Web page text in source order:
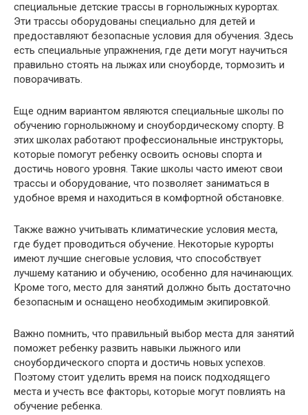
специальные детские трассы в горнолыжных курортах.
Эти трассы оборудованы специально для детей и
предоставляют безопасные условия для обучения. Здесь
есть специальные упражнения, где дети могут научиться
правильно стоять на лыжах или сноуборде, тормозить и
поворачивать.
Еще одним вариантом являются специальные школы по
обучению горнолыжному и сноубордическому спорту. В
этих школах работают профессиональные инструкторы,
которые помогут ребенку освоить основы спорта и
достичь нового уровня. Такие школы часто имеют свои
трассы и оборудование, что позволяет заниматься в
удобное время и находиться в комфортной обстановке.
Также важно учитывать климатические условия места,
где будет проводиться обучение. Некоторые курорты
имеют лучшие снеговые условия, что способствует
лучшему катанию и обучению, особенно для начинающих.
Кроме того, место для занятий должно быть достаточно
безопасным и оснащено необходимым экипировкой.
Важно помнить, что правильный выбор места для занятий
поможет ребенку развить навыки лыжного или
сноубордического спорта и достичь новых успехов.
Поэтому стоит уделить время на поиск подходящего
места и учесть все факторы, которые могут повлиять на
обучение ребенка.